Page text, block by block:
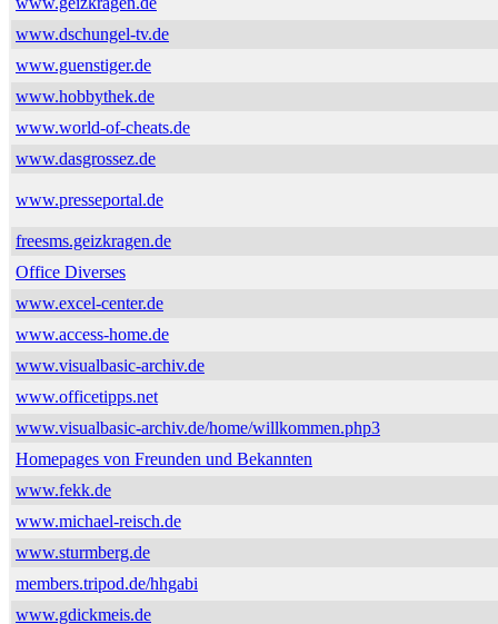
www.dschungel-tv.de
www.guenstiger.de
www.hobbythek.de
www.world-of-cheats.de
www.dasgrossez.de
www.presseportal.de
freesms.geizkragen.de
Office Diverses
www.excel-center.de
www.access-home.de
www.visualbasic-archiv.de
www.officetipps.net
www.visualbasic-archiv.de/home/willkommen.php3
Homepages von Freunden und Bekannten
www.fekk.de
www.michael-reisch.de
www.sturmberg.de
members.tripod.de/hhgabi
www.gdickmeis.de